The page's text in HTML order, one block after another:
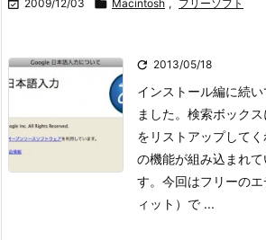
 2009/12/03  Macintosh , フリーソフト
 2013/05/18
インストール編に続
ました。検索ボック
をリストアップして
の機能が組み込まれ
す。 今回はフリーの
ィット）で ...